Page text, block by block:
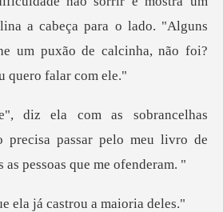
a cabeça para o lado. "Alguns
um pu
precisa passar pelo meu livro de
ela já castrou